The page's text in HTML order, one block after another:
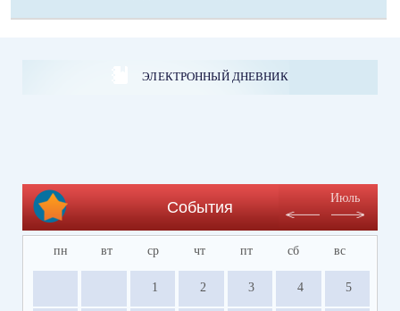
ЭЛЕКТРОННЫЙ ДНЕВНИК
События
Июль
пн вт ср чт пт сб вс
1 2 3 4 5